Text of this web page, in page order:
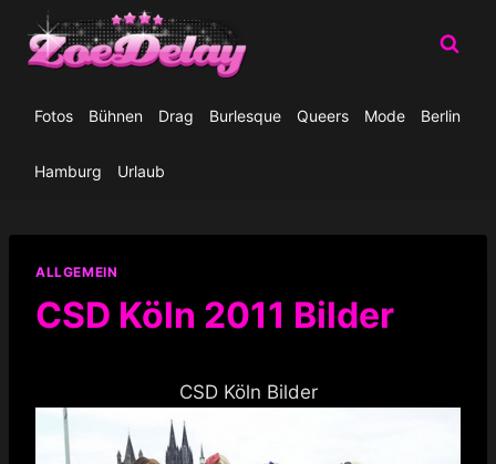
Inhalt
springen
Fotos Bühnen Drag Burlesque Queers Mode Berlin
Hamburg Urlaub
ALLGEMEIN
CSD Köln 2011 Bilder
CSD Köln Bilder